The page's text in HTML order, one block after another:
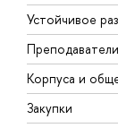
Устойчивое
Корпуса и
Закупки